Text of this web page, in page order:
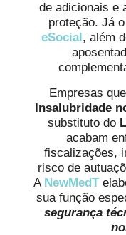
de adicionais e
proteção. Já o
eSocial , além
Empresas
Insalubridade
substituto do
acabam
fiscalizações,
risco de
A NewMedT
sua função
segurança